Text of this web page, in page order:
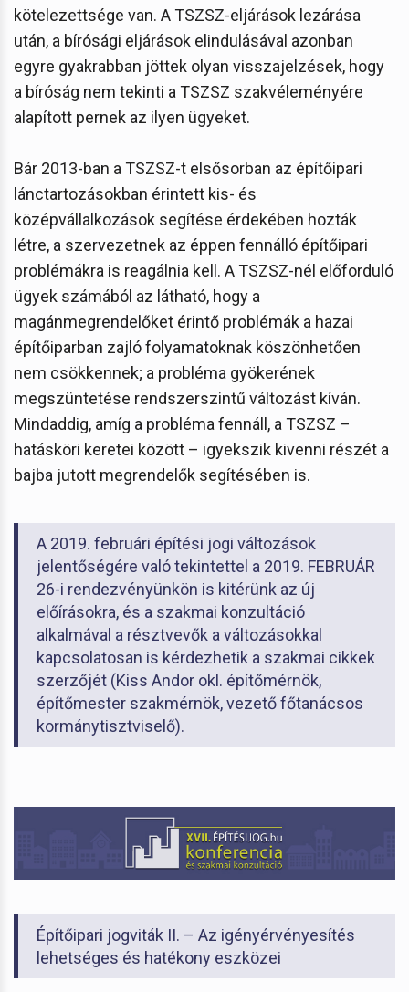
kötelezettsége van. A TSZSZ-eljárások lezárása
után, a bírósági eljárások elindulásával azonban
egyre gyakrabban jöttek olyan visszajelzések, hogy
a bíróság nem tekinti a TSZSZ szakvéleményére
alapított pernek az ilyen ügyeket.
Bár 2013-ban a TSZSZ-t elsősorban az építőipari
lánctartozásokban érintett kis- és
középvállalkozások segítése érdekében hozták
létre, a szervezetnek az éppen fennálló építőipari
problémákra is reagálnia kell. A TSZSZ-nél előforduló
ügyek számából az látható, hogy a
magánmegrendelőket érintő problémák a hazai
építőiparban zajló folyamatoknak köszönhetően
nem csökkennek; a probléma gyökerének
megszüntetése rendszerszintű változást kíván.
Mindaddig, amíg a probléma fennáll, a TSZSZ –
hatásköri keretei között – igyekszik kivenni részét a
bajba jutott megrendelők segítésében is.
A 2019. februári építési jogi változások
jelentőségére való tekintettel a 2019. FEBRUÁR
26-i rendezvényünkön is kitérünk az új
előírásokra, és a szakmai konzultáció
alkalmával a résztvevők a változásokkal
kapcsolatosan is kérdezhetik a szakmai cikkek
szerzőjét (Kiss Andor okl. építőmérnök,
építőmester szakmérnök, vezető főtanácsos
kormánytisztviselő).
Építőipari jogviták II. – Az igényérvényesítés
lehetséges és hatékony eszközei